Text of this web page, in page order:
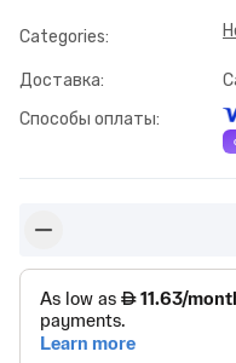
Categories:
Доставка:
Способы оплаты: